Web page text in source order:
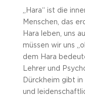
„Hara“ ist die
Menschen, das
Hara leben, uns
müssen wir uns
dem Hara
Lehrer und
Dürckheim gibt
und